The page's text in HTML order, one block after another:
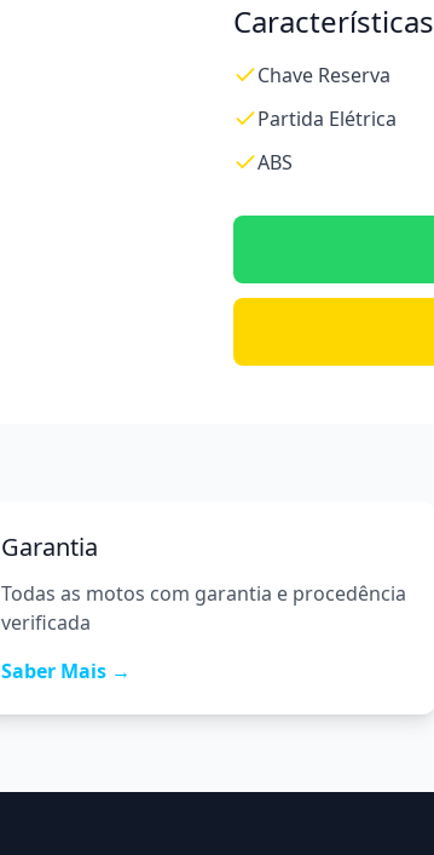
Características
Chave Reserva
Partida Elétrica
ABS
Garantia
Todas as motos com garantia e procedência
verificada
Saber Mais →